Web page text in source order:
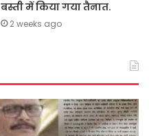
बस्ती में किया गया तैनात.
2 weeks ago